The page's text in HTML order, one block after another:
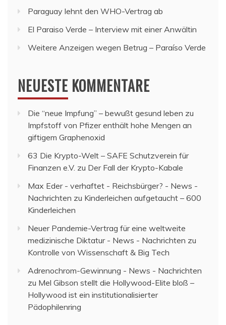
Paraguay lehnt den WHO-Vertrag ab
El Paraiso Verde – Interview mit einer Anwältin
Weitere Anzeigen wegen Betrug – Paraíso Verde
NEUESTE KOMMENTARE
Die “neue Impfung” – bewußt gesund leben zu
Impfstoff von Pfizer enthält hohe Mengen an
giftigem Graphenoxid
63 Die Krypto-Welt – SAFE Schutzverein für
Finanzen e.V. zu Der Fall der Krypto-Kabale
Max Eder - verhaftet - Reichsbürger? - News -
Nachrichten zu Kinderleichen aufgetaucht – 600
Kinderleichen
Neuer Pandemie-Vertrag für eine weltweite
medizinische Diktatur - News - Nachrichten zu
Kontrolle von Wissenschaft & Big Tech
Adrenochrom-Gewinnung - News - Nachrichten
zu Mel Gibson stellt die Hollywood-Elite bloß –
Hollywood ist ein institutionalisierter
Pädophilenring